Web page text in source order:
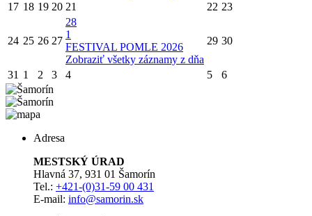
17 18 19 20 21 22 23
24 25 26 27
28
1
FESTIVAL POMLE 2026
Zobraziť všetky záznamy z dňa
29 30
31 1 2 3 4 5 6
Adresa
MESTSKÝ ÚRAD
Hlavná 37, 931 01 Šamorín
Tel.: +421-(0)31-59 00 431
E-mail: info@samorin.sk